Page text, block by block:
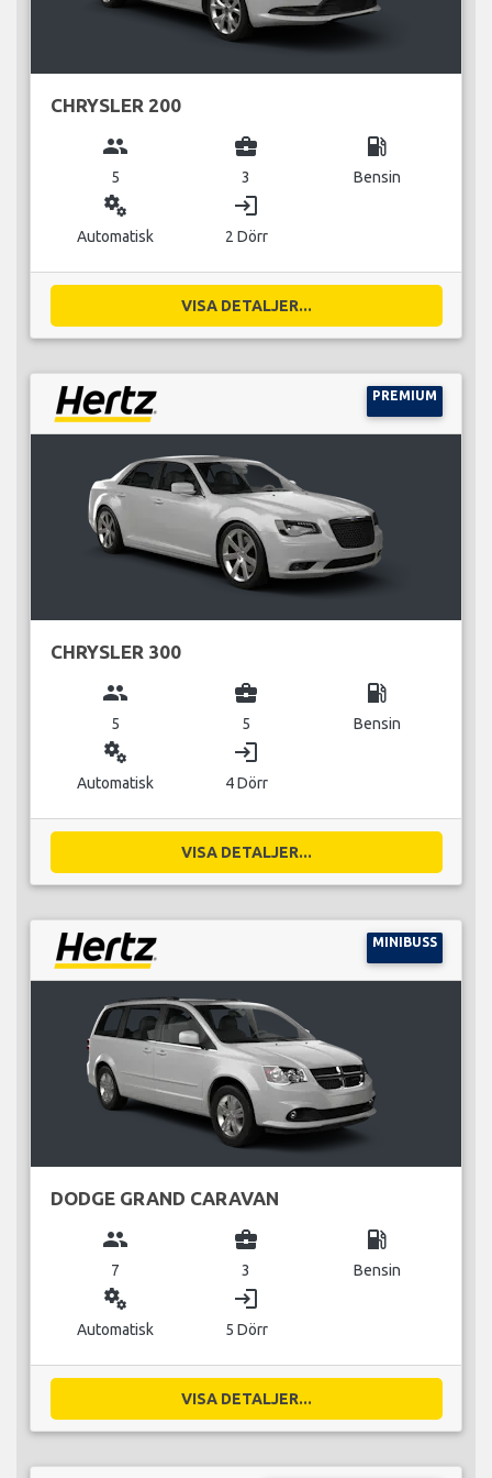
CHRYSLER 200
group
5
business_center
3
local_gas_station
Bensin
miscellaneous_services
Automatisk
login
2 Dörr
VISA DETALJER...
PREMIUM
CHRYSLER 300
group
5
business_center
5
local_gas_station
Bensin
miscellaneous_services
Automatisk
login
4 Dörr
VISA DETALJER...
MINIBUSS
DODGE GRAND CARAVAN
group
7
business_center
3
local_gas_station
Bensin
miscellaneous_services
Automatisk
login
5 Dörr
VISA DETALJER...